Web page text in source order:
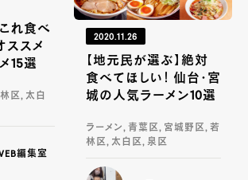
れ食べ
ススメ
15選
区, 太白
編集室
2020.11.26
【地元民が選ぶ】絶対
食べてほしい！ 仙台・宮
城の人気ラーメン10選
ラーメン, 青葉区, 宮城野区, 若
林区, 太白区, 泉区